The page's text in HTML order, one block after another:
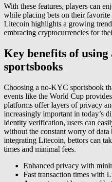
With these features, players can
while placing bets on their
Litecoin highlights a growing
embracing cryptocurrencies for
Key benefits of
sportsbooks
Choosing a no-KYC sportsbook
events like the World Cup
platforms offer layers of privacy
increasingly important in today’s
identity verification, users can
without the constant worry of data
integrating Litecoin, bettors can
times and minimal fees.
Enhanced privacy with
Fast transaction times with